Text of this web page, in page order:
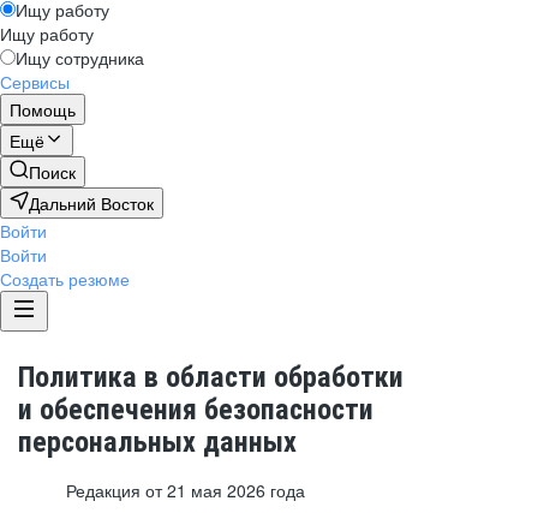
Ищу работу
Ищу работу
Ищу сотрудника
Сервисы
Помощь
Ещё
Поиск
Дальний Восток
Войти
Войти
Создать резюме
Политика в области обработки
и обеспечения безопасности
персональных данных
Редакция от 21 мая 2026 года